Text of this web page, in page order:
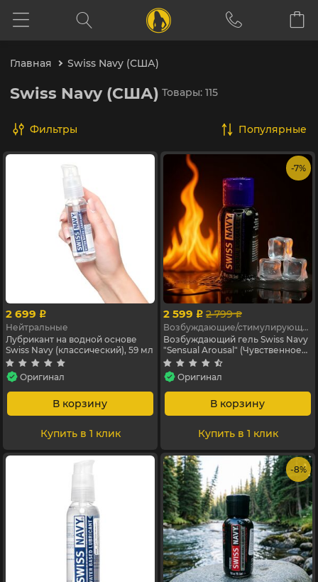
Главная Swiss Navy (США)
Swiss Navy (США) Товары: 115
Фильтры популярные
2 699 p
Нейтральные
Лубрикант на водной основе
Swiss Navy (классический), 59 мл
Оригинал
В корзину
Купить в 1 клик
- 7%
2 599 p 2 799 p
Возбуждающие/стимулирующие
Возбуждающий гель Swiss Navy
"Sensual Arousal" (Чувственное
скольжение), 29,5 мл
Оригинал
В корзину
Купить в 1 клик
- 8%